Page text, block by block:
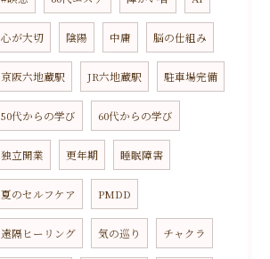
心が大切 陰陽 中庸 脳の仕組み
京阪六地蔵駅 JR六地蔵駅 駐車場完備
50代からの学び 60代からの学び
独立開業 更年期 睡眠障害
夏のセルフケア PMDD
遠隔ヒーリング 気の巡り チャクラ